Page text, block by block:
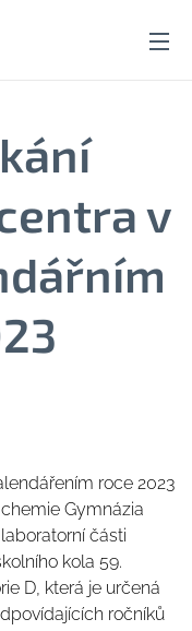
v
roce 2023
Gymnázia
části
kola 59.
D, která je určená
ročníků